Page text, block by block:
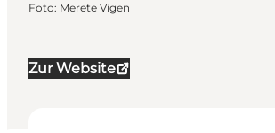
Zur Website
Foto: Merete Vigen